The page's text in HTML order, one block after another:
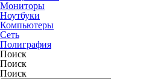
Мониторы
Ноутбуки
Компьютеры
Сеть
Полиграфия
Поиск
Поиск
Поиск